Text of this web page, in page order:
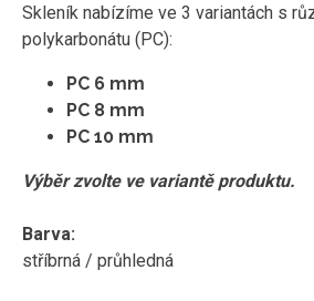
Skleník nabízíme ve 3 variantách s
polykarbonátu (PC):
PC 6 mm
PC 8 mm
PC 10 mm
Výběr zvolte ve variantě produktu.
Barva:
stříbrná / průhledná